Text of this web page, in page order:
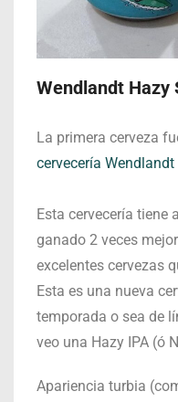
Wendlandt Hazy
La primera cerveza
cervecería Wendlandt
Esta cervecería tiene
ganado 2 veces
excelentes cervezas
Esta es una nueva
temporada o sea de
veo una Hazy IPA (ó
Apariencia turbia